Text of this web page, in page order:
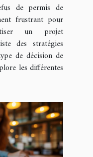
de permis de
frustrant pour
un projet
des stratégies
de décision de
les différentes